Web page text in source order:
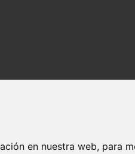
en nuestra web, para